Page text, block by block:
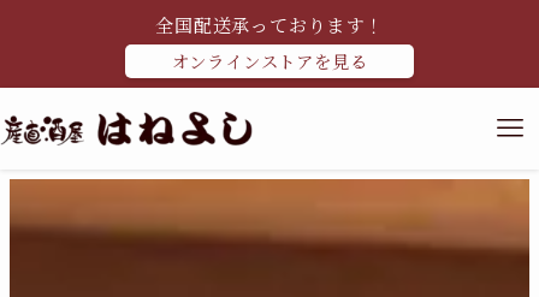
全国配送承っております！
オンラインストアを見る